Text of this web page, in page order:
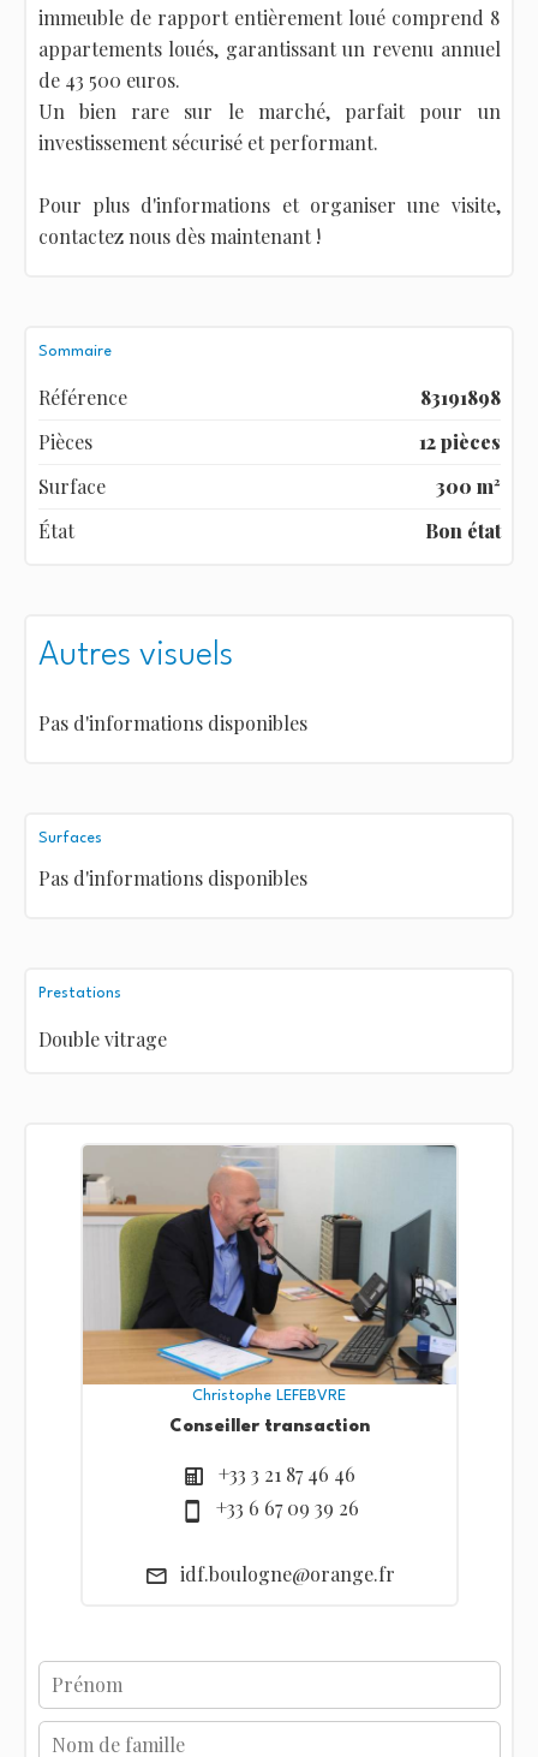
immeuble de rapport entièrement loué comprend 8
appartements loués, garantissant un revenu annuel
de 43 500 euros.
Un bien rare sur le marché, parfait pour un
investissement sécurisé et performant.
Pour plus d'informations et organiser une visite,
contactez nous dès maintenant !
Sommaire
Référence
83191898
Pièces
12 pièces
Surface
300 m²
État
Bon état
Autres visuels
Pas d'informations disponibles
Surfaces
Pas d'informations disponibles
Prestations
Double vitrage
Christophe LEFEBVRE
Conseiller transaction
+33 3 21 87 46 46
+33 6 67 09 39 26
idf.boulogne@orange.fr